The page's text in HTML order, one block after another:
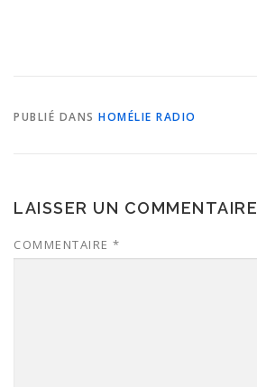
PUBLIÉ DANS HOMÉLIE RADIO
LAISSER UN COMMENTAIRE
COMMENTAIRE *